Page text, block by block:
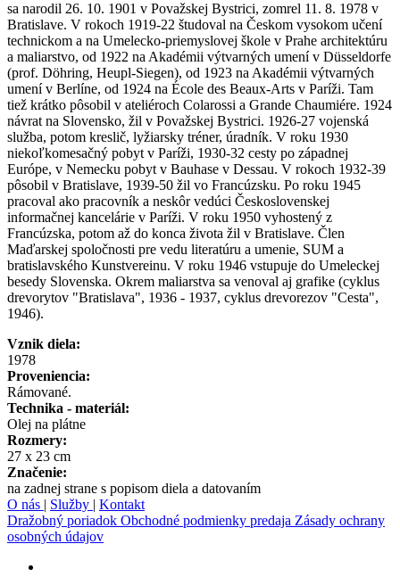
sa narodil 26. 10. 1901 v Považskej Bystrici, zomrel 11. 8. 1978 v
Bratislave. V rokoch 1919-22 študoval na Českom vysokom učení
technickom a na Umelecko-priemyslovej škole v Prahe architektúru
a maliarstvo, od 1922 na Akadémii výtvarných umení v Düsseldorfe
(prof. Döhring, Heupl-Siegen), od 1923 na Akadémii výtvarných
umení v Berlíne, od 1924 na École des Beaux-Arts v Paríži. Tam
tiež krátko pôsobil v ateliéroch Colarossi a Grande Chaumiére. 1924
návrat na Slovensko, žil v Považskej Bystrici. 1926-27 vojenská
služba, potom kreslič, lyžiarsky tréner, úradník. V roku 1930
niekoľkomesačný pobyt v Paríži, 1930-32 cesty po západnej
Európe, v Nemecku pobyt v Bauhase v Dessau. V rokoch 1932-39
pôsobil v Bratislave, 1939-50 žil vo Francúzsku. Po roku 1945
pracoval ako pracovník a neskôr vedúci Československej
informačnej kancelárie v Paríži. V roku 1950 vyhostený z
Francúzska, potom až do konca života žil v Bratislave. Člen
Maďarskej spoločnosti pre vedu literatúru a umenie, SUM a
bratislavského Kunstvereinu. V roku 1946 vstupuje do Umeleckej
besedy Slovenska. Okrem maliarstva sa venoval aj grafike (cyklus
drevorytov "Bratislava", 1936 - 1937, cyklus drevorezov "Cesta",
1946).
Vznik diela:
1978
Proveniencia:
Rámované.
Technika - materiál:
Olej na plátne
Rozmery:
27 x 23 cm
Značenie:
na zadnej strane s popisom diela a datovaním
O nás | Služby | Kontakt
Dražobný poriadok Obchodné podmienky predaja Zásady ochrany
osobných údajov